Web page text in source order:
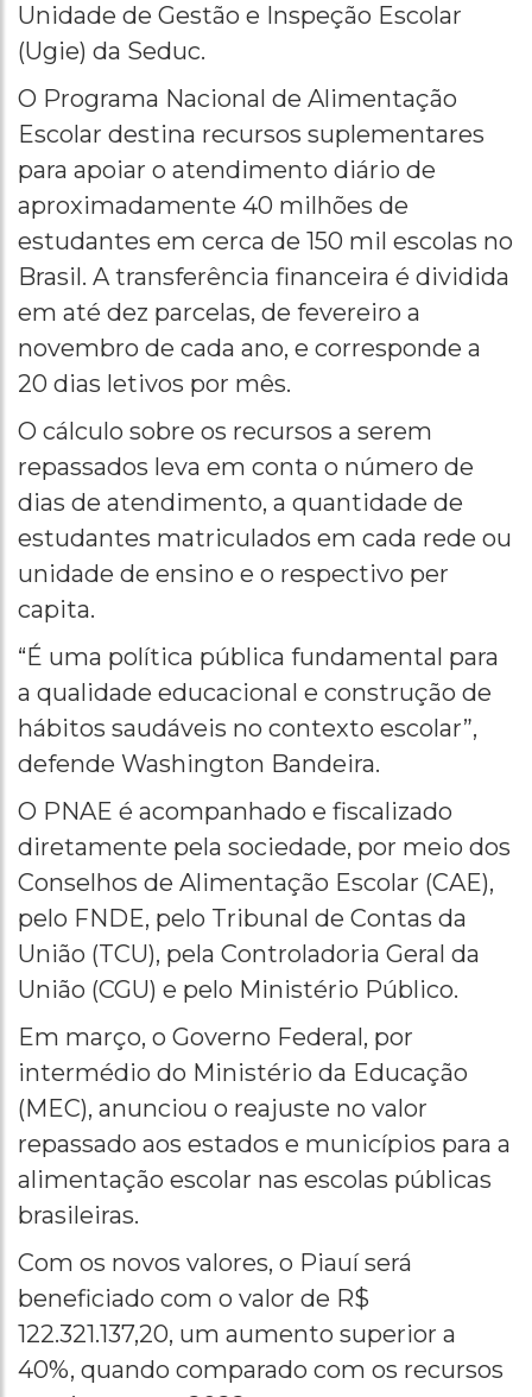
Unidade de Gestão e Inspeção Escolar
(Ugie) da Seduc.
O Programa Nacional de Alimentação
Escolar destina recursos suplementares
para apoiar o atendimento diário de
aproximadamente 40 milhões de
estudantes em cerca de 150 mil escolas no
Brasil. A transferência financeira é dividida
em até dez parcelas, de fevereiro a
novembro de cada ano, e corresponde a
20 dias letivos por mês.
O cálculo sobre os recursos a serem
repassados leva em conta o número de
dias de atendimento, a quantidade de
estudantes matriculados em cada rede ou
unidade de ensino e o respectivo per
capita.
“É uma política pública fundamental para
a qualidade educacional e construção de
hábitos saudáveis no contexto escolar”,
defende Washington Bandeira.
O PNAE é acompanhado e fiscalizado
diretamente pela sociedade, por meio dos
Conselhos de Alimentação Escolar (CAE),
pelo FNDE, pelo Tribunal de Contas da
União (TCU), pela Controladoria Geral da
União (CGU) e pelo Ministério Público.
Em março, o Governo Federal, por
intermédio do Ministério da Educação
(MEC), anunciou o reajuste no valor
repassado aos estados e municípios para a
alimentação escolar nas escolas públicas
brasileiras.
Com os novos valores, o Piauí será
beneficiado com o valor de R$
122.321.137,20, um aumento superior a
40%, quando comparado com os recursos